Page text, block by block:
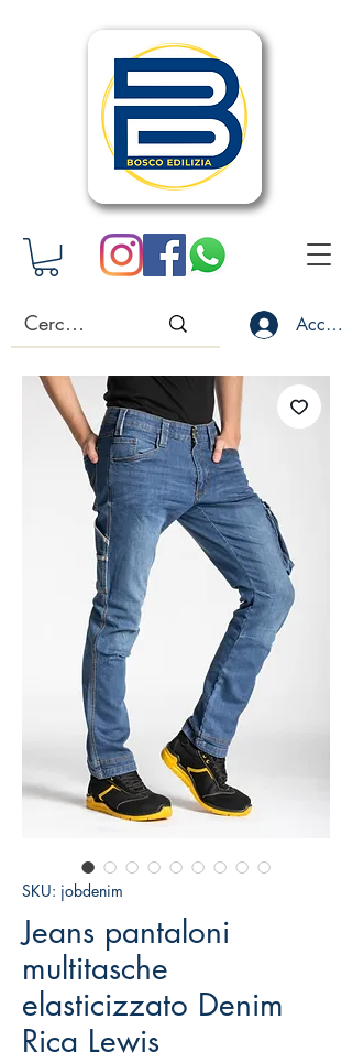
Accedi
SKU: jobdenim
Jeans pantaloni
multitasche
elasticizzato Denim
Rica Lewis